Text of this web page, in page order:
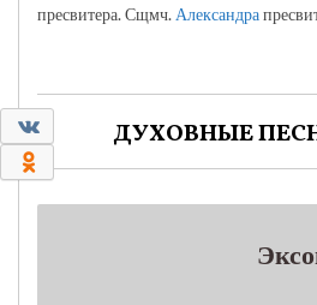
0
пресвитера. Сщмч. Александра
ДУХОВНЫЕ